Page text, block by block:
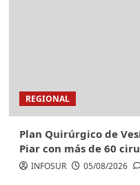
REGIONAL
Plan Quirúrgico de
Piar con más de 60
INFOSUR 05/08/2026